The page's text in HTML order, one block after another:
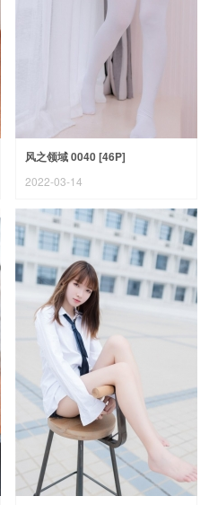
风之领域 0040 [46P]
2022-03-14